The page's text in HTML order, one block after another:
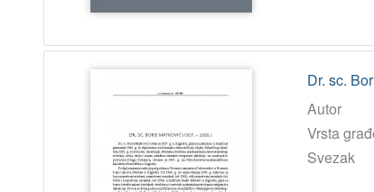
Dr. sc.
Autor
Vrsta
Svezak